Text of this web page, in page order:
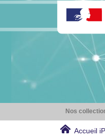
Nos
Accueil